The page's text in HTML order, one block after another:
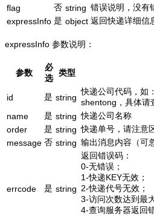
flag
否 string 错误说明，没有
expressInfo 是 object 返回快递详细信
expressInfo 参数说明：
参数
必
选
类型
id 是 string
快递公司代码，如
shentong，具体请
name
是 string 快递公司名称
order
是 string 快递单号，请注意
message 否 string 输出消息内容（可
errcode 是 string
返回错误码：
0-无错误；
1-快递KEY无效；
2-快递代号无效；
3-访问次数达到最
4-查询服务器返回